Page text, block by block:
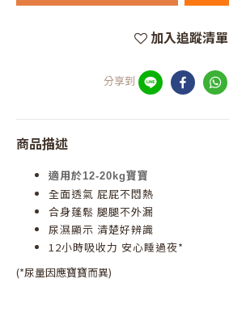
加入追蹤清單
分享到
商品描述
適用於12-20kg寶寶
全面透氣 屁屁不悶熱
合身蓬鬆 腿腿不外漏
尿濕顯示 清楚好辨識
12小時吸收力 安心睡過夜*
(*尿量因應寶寶而異)